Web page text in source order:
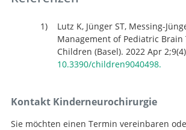
Lutz K, Jünger ST, Messing-
Management of Pediatric Brain
Children (Basel). 2022 Apr
10.3390/children9040498.
Kontakt Kinderneurochirurgie
Sie möchten einen Termin vereinbaren